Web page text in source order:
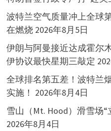
波特兰空气质量冲上全球
在燃烧 2026年8月5日
伊朗与阿曼接近达成霍尔
伊协议最快星期三敲定
全球排名第五差！波特兰
实施！ 2026年8月4日
雪山（Mt. Hood）滑雪场
2026年8月4日